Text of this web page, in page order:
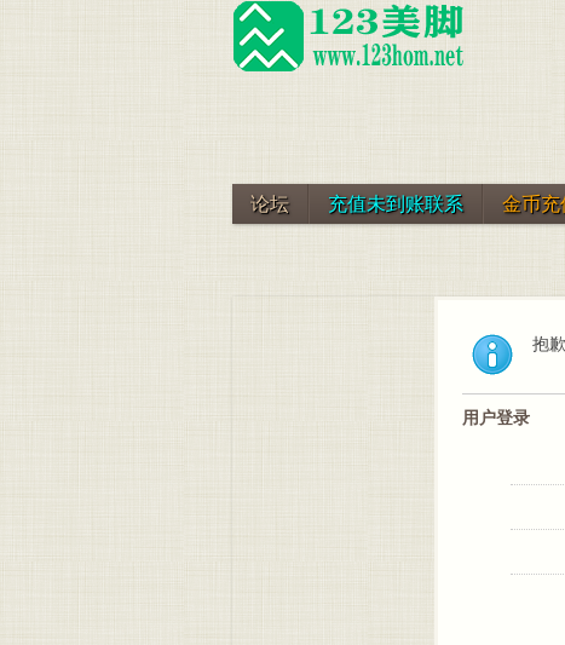
论坛 充值未到账联系 金币充
抱
用户登录